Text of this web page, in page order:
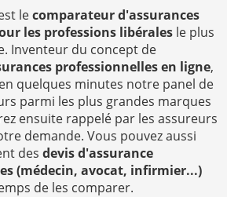
lecomparateur d'assurances
les professions libérales le plus
Inventeur du concept de
professionnelles en ligne,
quelques minutes notre panel de
parmi les plus grandes marques
ensuite rappelé par les assureurs
demande. Vous pouvez aussi
des devis d'assurance
(médecin, avocat, infirmier...)
de les comparer.